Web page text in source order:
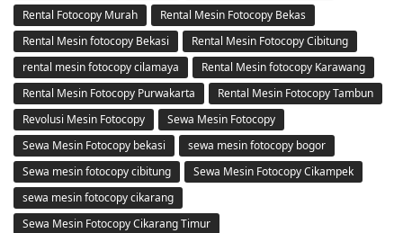
Rental Fotocopy Murah
Rental Mesin Fotocopy Bekas
Rental Mesin fotocopy Bekasi
Rental Mesin Fotocopy Cibitung
rental mesin fotocopy cilamaya
Rental Mesin fotocopy Karawang
Rental Mesin Fotocopy Purwakarta
Rental Mesin Fotocopy Tambun
Revolusi Mesin Fotocopy
Sewa Mesin Fotocopy
Sewa Mesin Fotocopy bekasi
sewa mesin fotocopy bogor
Sewa mesin fotocopy cibitung
Sewa Mesin Fotocopy Cikampek
sewa mesin fotocopy cikarang
Sewa Mesin Fotocopy Cikarang Timur